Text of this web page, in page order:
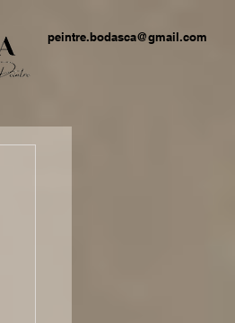
peintre.bodasca@gmail.com